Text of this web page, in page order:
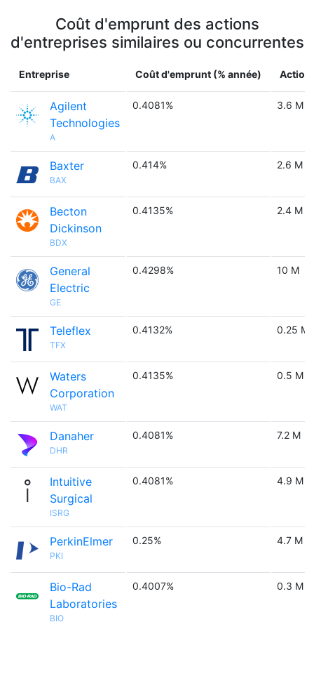
Coût d'emprunt des actions
d'entreprises similaires ou concurrentes
Entreprise Coût d'emprunt (% année)
Agilent
Technologies
A
0.4081% 3.6 M
Baxter
BAX
0.414% 2.6 M
Becton
Dickinson
BDX
0.4135% 2.4 M
General
Electric
GE
0.4298% 10 M
Teleflex
TFX
0.4132% 0.25 M
Waters
Corporation
WAT
0.4135% 0.5 M
Danaher
DHR
0.4081% 7.2 M
Intuitive
Surgical
ISRG
0.4081% 4.9 M
PerkinElmer
PKI
0.25% 4.7 M
Bio-Rad
Laboratories
BIO
0.4007% 0.3 M